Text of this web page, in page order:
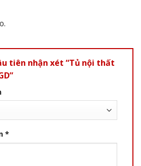
tiên nhận xét “Tủ nội thất
*